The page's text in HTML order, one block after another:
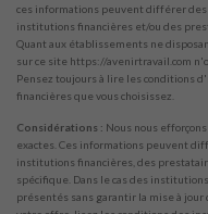
ces informations peuvent différer
institutions financières et/ou des
Quant aux établissements ne
sur ce site https://avenirtravail.com
Pensez toujours à lire les conditions
financières que vous choisissez.
Considérations : Nous nous
exactes. Ces informations peuvent
institutions financières, des
spécifique. Dans le cas des
présentés sans garantir la mise à jour